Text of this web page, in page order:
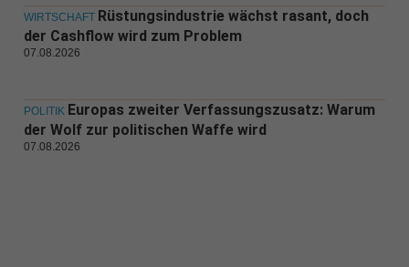
WIRTSCHAFT Rüstungsindustrie wächst rasant, doch
der Cashflow wird zum Problem
07.08.2026
POLITIK Europas zweiter Verfassungszusatz: Warum
der Wolf zur politischen Waffe wird
07.08.2026